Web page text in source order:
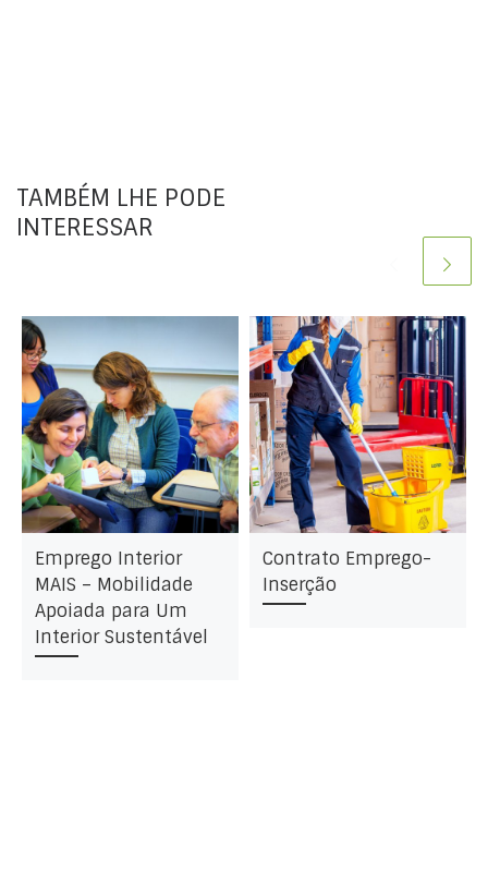
TAMBÉM LHE PODE
INTERESSAR
Emprego Interior
MAIS – Mobilidade
Apoiada para Um
Interior Sustentável
Contrato Emprego-
Inserção